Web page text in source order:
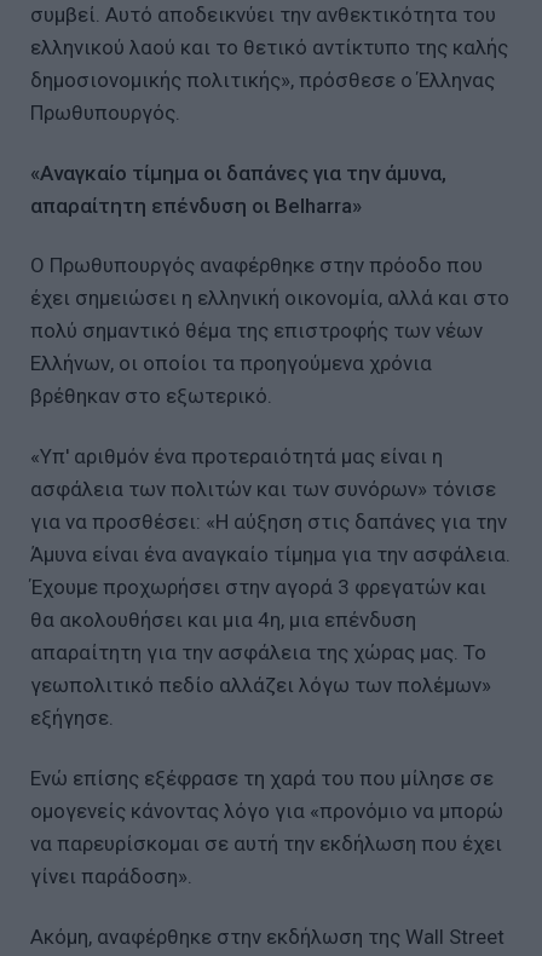
συμβεί. Αυτό αποδεικνύει την ανθεκτικότητα του
ελληνικού λαού και το θετικό αντίκτυπο της καλής
δημοσιονομικής πολιτικής», πρόσθεσε ο Έλληνας
Πρωθυπουργός.
«Αναγκαίο τίμημα οι δαπάνες για την άμυνα,
απαραίτητη επένδυση οι Belharra»
Ο Πρωθυπουργός αναφέρθηκε στην πρόοδο που
έχει σημειώσει η ελληνική οικονομία, αλλά και στο
πολύ σημαντικό θέμα της επιστροφής των νέων
Ελλήνων, οι οποίοι τα προηγούμενα χρόνια
βρέθηκαν στο εξωτερικό.
«Υπ' αριθμόν ένα προτεραιότητά μας είναι η
ασφάλεια των πολιτών και των συνόρων» τόνισε
για να προσθέσει: «Η αύξηση στις δαπάνες για την
Άμυνα είναι ένα αναγκαίο τίμημα για την ασφάλεια.
Έχουμε προχωρήσει στην αγορά 3 φρεγατών και
θα ακολουθήσει και μια 4η, μια επένδυση
απαραίτητη για την ασφάλεια της χώρας μας. Το
γεωπολιτικό πεδίο αλλάζει λόγω των πολέμων»
εξήγησε.
Ενώ επίσης εξέφρασε τη χαρά του που μίλησε σε
ομογενείς κάνοντας λόγο για «προνόμιο να μπορώ
να παρευρίσκομαι σε αυτή την εκδήλωση που έχει
γίνει παράδοση».
Ακόμη, αναφέρθηκε στην εκδήλωση της Wall Street